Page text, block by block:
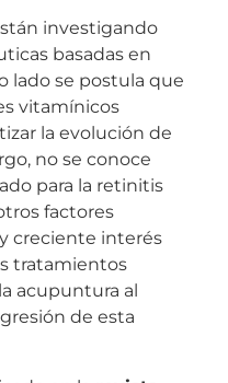
investigando
basadas en
lado se postula que
vitamínicos
la evolución de
no se conoce
para la retinitis
factores
creciente interés
tratamientos
acupuntura al
de esta